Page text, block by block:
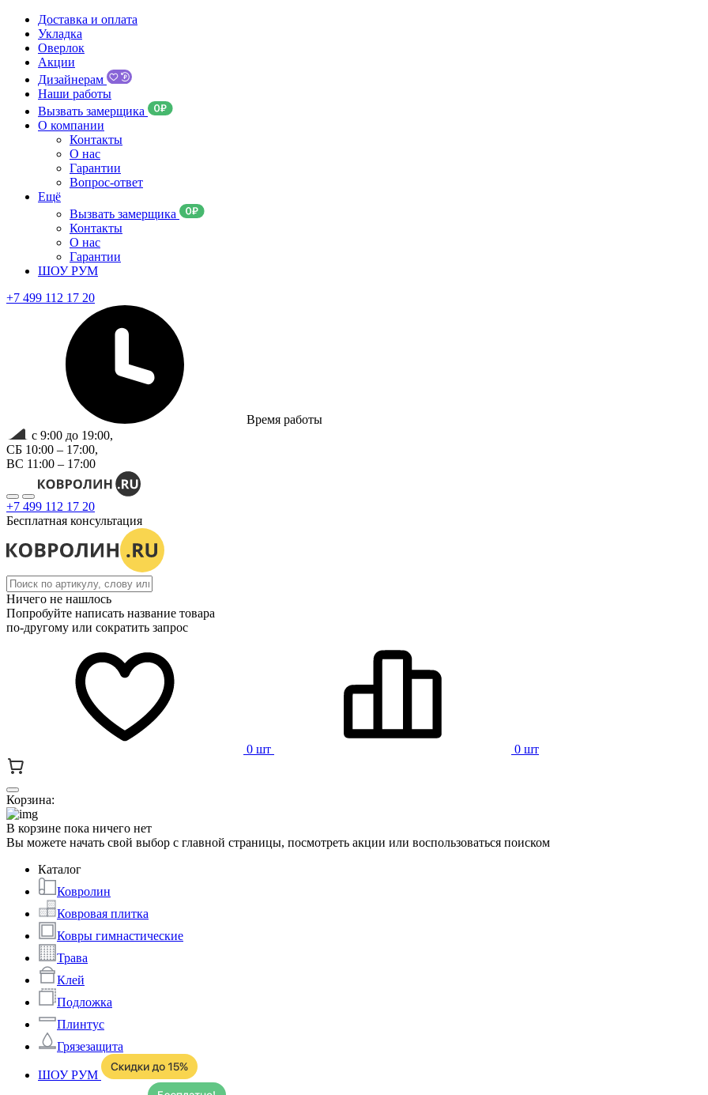
Доставка и оплата
Укладка
Оверлок
Акции
Дизайнерам
Наши работы
Вызвать замерщика
О компании
Контакты
О нас
Гарантии
Вопрос-ответ
Ещё
Вызвать замерщика
Контакты
О нас
Гарантии
ШОУ РУМ
+7 499 112 17 20
Время работы
с 9:00 до 19:00,
СБ 10:00 – 17:00,
ВС 11:00 – 17:00
+7 499 112 17 20
Бесплатная консультация
Ничего не нашлось
Попробуйте написать название товара
по-другому или сократить запрос
0 шт 0 шт
Корзина:
В корзине пока ничего нет
Вы можете начать свой выбор с главной страницы, посмотреть акции или воспользоваться поиском
Каталог
Ковролин
Ковровая плитка
Ковры гимнастические
Трава
Клей
Подложка
Плинтус
Грязезащита
ШОУ РУМ